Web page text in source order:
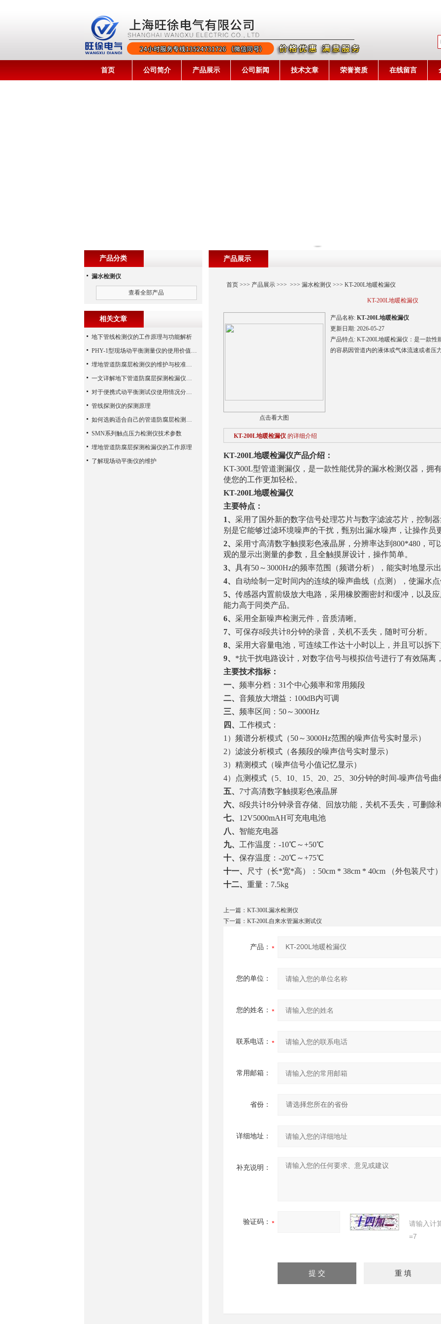
首页 公司简介 产品展示 公司新闻 技术文章 荣誉资质 在线留言
产品展示
首页>>> 产品展示>>> >>> 漏水检测仪 >>> KT-200L地暖检漏仪
KT-200L地暖检漏仪
点击看大图
产品名称: KT-200L地暖检漏仪
更新日期: 2026-05-27
产品特点: KT-200L地暖检漏仪：是一款
的容易因管道内的液体或气体流速或者压
KT-200L地暖检漏仪 的详细介绍
KT-200L地暖检漏仪产品介绍：
KT-300L型管道测漏仪，是一款性能优异的漏水检测仪器，拥
使您的工作更加轻松。
KT-200L地暖检漏仪
主要特点：
1、 采用了国外新的数字信号处理芯片与数字滤波芯片，控制
别是它能够过滤环境噪声的干扰，甄别出漏水噪声，让操作员
2、 采用寸高清数字触摸彩色液晶屏，分辨率达到800*480，可
观的显示出测量的参数，且全触摸屏设计，操作简单。
3、 具有50～3000Hz的频率范围（频谱分析），能实时地显示
4、
自动绘制一定时间内的连续的噪声曲线（点测），使漏水
5、 传感器内置前级放大电路，采用橡胶圈密封和缓冲，以及
能力高于同类产品。
6、 采用全新噪声检测元件，音质清晰。
7、 可保存8段共计8分钟的录音，关机不丢失，随时可分析。
8、 采用大容量电池，可连续工作达十小时以上，并且可以拆
9、 *抗干扰电路设计，对数字信号与模拟信号进行了有效隔离
主要技术指标：
一、 频率分档：31个中心频率和常用频段
二、 音频放大增益：100dB内可调
三、 频率区间：50～3000Hz
四、 工作模式：
1）频谱分析模式（50～3000Hz范围的噪声信号实时显示）
2）滤波分析模式（各频段的噪声信号实时显示）
3）精测模式（噪声信号小值记忆显示）
4）点测模式（5、10、15、20、25、30分钟的时间-噪声信号曲
五、 7寸高清数字触摸彩色液晶屏
六、 8段共计8分钟录音存储、回放功能，关机不丢失，可删除
七、 12V5000mAH可充电电池
八、 智能充电器
九、 工作温度：-10℃～+50℃
十、 保存温度：-20℃～+75℃
十一、
尺寸（长*宽*高）：50cm * 38cm * 40cm （外包装尺寸）
十二、 重量：7.5kg
上一篇： KT-300L漏水检测仪
下一篇： KT-200L自来水管漏水测试仪
产品：
您的单位：
您的姓名：
联系电话：
常用邮箱：
省份：
详细地址：
补充说明：
验证码：
请输入计
=7
产品分类
漏水检测仪
查看全部产品
相关文章
地下管线检测仪的工作原理与功能解析
PHY-1型现场动平衡测量仪的使用价值需求分析
埋地管道防腐层检测仪的维护与校准技巧
一文详解地下管道防腐层探测检漏仪的定位原理和检测方法
对于便携式动平衡测试仪使用情况分析概述
管线探测仪的探测原理
如何选购适合自己的管道防腐层检测仪？
SMN系列触点压力检测仪技术参数
埋地管道防腐层探测检漏仪的工作原理
了解现场动平衡仪的维护